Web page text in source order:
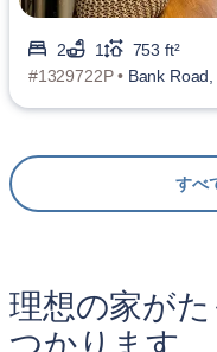
2 1
753 ft²
#1329722P • Bank
すべ
理想の家が
つかります